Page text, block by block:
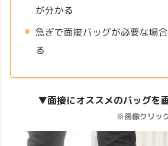
が分かる
急ぎで面接バッグが必要な場
る
▼面接にオススメのバッグを
※画像クリッ